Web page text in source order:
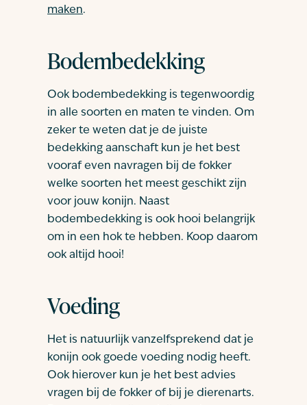
maken.
Bodembedekking
Ook bodembedekking is tegenwoordig
in alle soorten en maten te vinden. Om
zeker te weten dat je de juiste
bedekking aanschaft kun je het best
vooraf even navragen bij de fokker
welke soorten het meest geschikt zijn
voor jouw konijn. Naast
bodembedekking is ook hooi belangrijk
om in een hok te hebben. Koop daarom
ook altijd hooi!
Voeding
Het is natuurlijk vanzelfsprekend dat je
konijn ook goede voeding nodig heeft.
Ook hierover kun je het best advies
vragen bij de fokker of bij je dierenarts.